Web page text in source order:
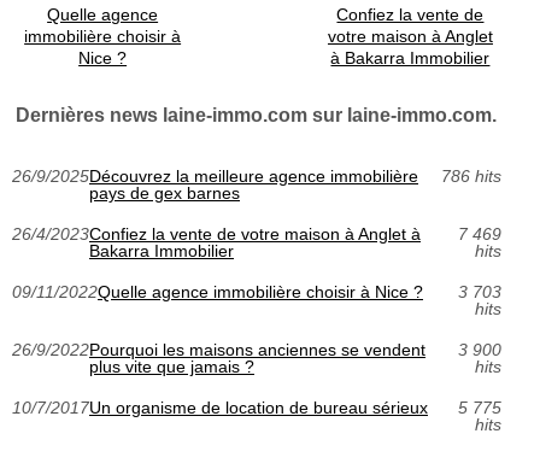
Quelle agence
immobilière choisir à
Nice ?
Confiez la vente de
votre maison à Anglet
à Bakarra Immobilier
Dernières news laine-immo.com sur laine-immo.com.
26/9/2025Découvrez la meilleure agence immobilière
pays de gex barnes
786 hits
26/4/2023Confiez la vente de votre maison à Anglet à
Bakarra Immobilier
7 469
hits
09/11/2022Quelle agence immobilière choisir à Nice ?
3 703
hits
26/9/2022Pourquoi les maisons anciennes se vendent
plus vite que jamais ?
3 900
hits
10/7/2017Un organisme de location de bureau sérieux
5 775
hits